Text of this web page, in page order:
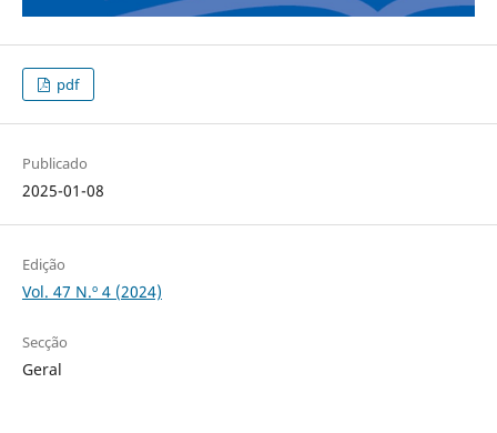
pdf
Publicado
2025-01-08
Edição
Vol. 47 N.º 4 (2024)
Secção
Geral